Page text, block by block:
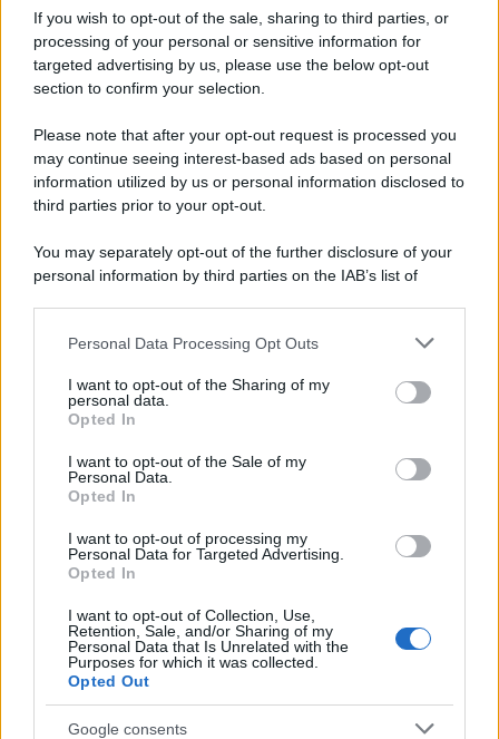
If you wish to opt-out of the sale, sharing to third parties, or
processing of your personal or sensitive information for
targeted advertising by us, please use the below opt-out
section to confirm your selection.
Please note that after your opt-out request is processed you
may continue seeing interest-based ads based on personal
information utilized by us or personal information disclosed to
third parties prior to your opt-out.
You may separately opt-out of the further disclosure of your
personal information by third parties on the IAB’s list of
This information may also be disclosed by us to third parties
disclose it to other third parties.
Please note that this website/app uses one or more Google
services and may gather and store information including but
not limited to your visit or usage behaviour. You may click to
grant or deny consent to Google and its third-party tags to
consent section.
Personal Data Processing Opt Outs
I want to opt-out of the Sharing of my
personal data.
Opted In
I want to opt-out of the Sale of my
Personal Data.
Opted In
I want to opt-out of processing my
Personal Data for Targeted Advertising.
Opted In
I want to opt-out of Collection, Use,
Retention, Sale, and/or Sharing of my
Personal Data that Is Unrelated with the
Purposes for which it was collected.
Opted Out
Google consents
Covid, picco di casi in Cina: a luglio è
tornato al primo posto tra le infezioni
respiratorie
Ultime Notizie
Notizie
Gestisci Utiq